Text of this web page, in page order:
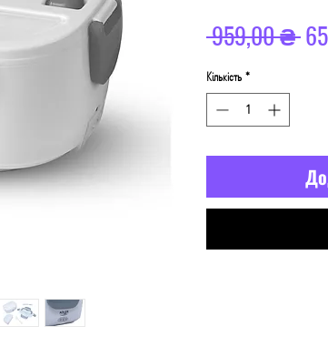
959,00 ₴
Кількість *